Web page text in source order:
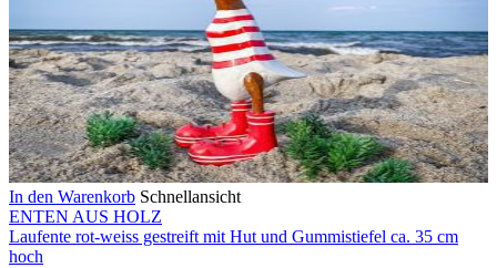
In den Warenkorb Schnellansicht
ENTEN AUS HOLZ
Laufente rot-weiss gestreift mit Hut und Gummistiefel ca. 35 cm
hoch